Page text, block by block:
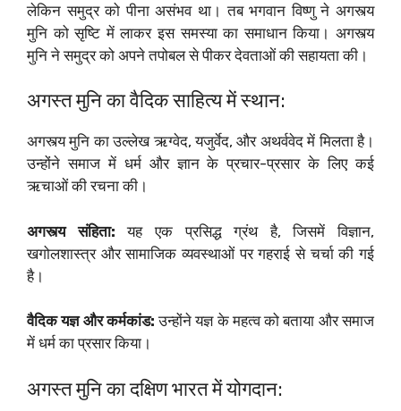
लेकिन समुद्र को पीना असंभव था। तब भगवान विष्णु ने अगस्त्य
मुनि को सृष्टि में लाकर इस समस्या का समाधान किया। अगस्त्य
मुनि ने समुद्र को अपने तपोबल से पीकर देवताओं की सहायता की।
अगस्त मुनि का वैदिक साहित्य में स्थान:
अगस्त्य मुनि का उल्लेख ऋग्वेद, यजुर्वेद, और अथर्ववेद में मिलता है।
उन्होंने समाज में धर्म और ज्ञान के प्रचार-प्रसार के लिए कई
ऋचाओं की रचना की।
अगस्त्य संहिता:यह एक प्रसिद्ध ग्रंथ है, जिसमें विज्ञान,
खगोलशास्त्र और सामाजिक व्यवस्थाओं पर गहराई से चर्चा की गई
है।
वैदिक यज्ञ और कर्मकांड: उन्होंने यज्ञ के महत्व को बताया और समाज
में धर्म का प्रसार किया।
अगस्त मुनि का दक्षिण भारत में योगदान: